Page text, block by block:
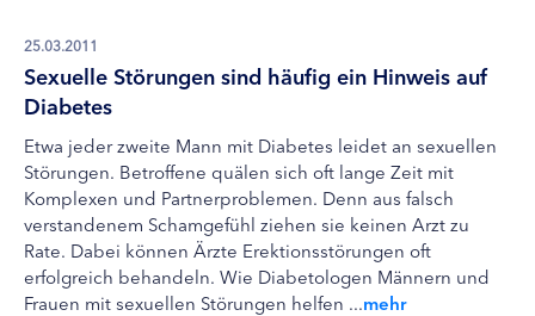
25.03.2011
Sexuelle Störungen sind häufig ein Hinweis auf
Diabetes
Etwa jeder zweite Mann mit Diabetes leidet an sexuellen
Störungen. Betroffene quälen sich oft lange Zeit mit
Komplexen und Partnerproblemen. Denn aus falsch
verstandenem Schamgefühl ziehen sie keinen Arzt zu
Rate. Dabei können Ärzte Erektionsstörungen oft
erfolgreich behandeln. Wie Diabetologen Männern und
Frauen mit sexuellen Störungen helfen ...mehr